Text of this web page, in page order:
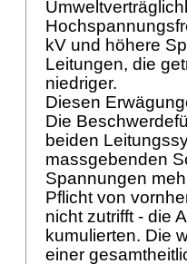
kV und höhere
Leitungen, die
niedriger.
Diesen
Die
beiden
massgebenden
Spannungen
Pflicht von
nicht zutrifft - die
kumulierten. Die
einer